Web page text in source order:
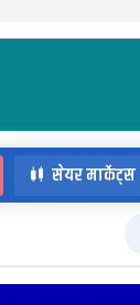
सेयर मार्केट्स